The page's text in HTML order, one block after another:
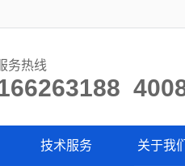
务热线
技术服务 关于我们